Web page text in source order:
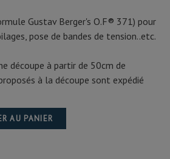
Gustav Berger's O.F® 371) pour
pose de bandes de tension..etc.
découpe à partir de 50cm de
à la découpe sont expédié
AU PANIER